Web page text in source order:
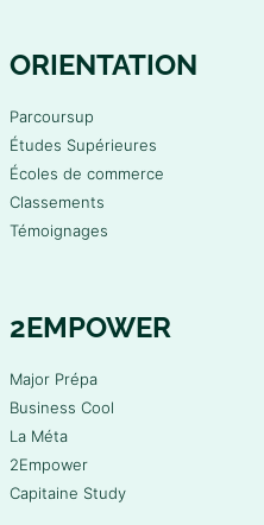
ORIENTATION
Parcoursup
Études Supérieures
Écoles de commerce
Classements
Témoignages
2EMPOWER
Major Prépa
Business Cool
La Méta
2Empower
Capitaine Study